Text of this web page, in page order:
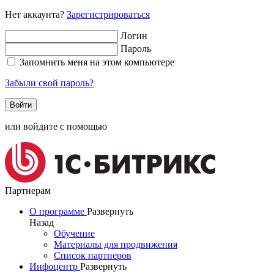
Нет аккаунта? Зарегистрироваться
Логин
Пароль
Запомнить меня на этом компьютере
Забыли свой пароль?
или войдите с помощью
Партнерам
О программе Развернуть
Назад
Обучение
Материалы для продвижения
Список партнеров
Инфоцентр Развернуть